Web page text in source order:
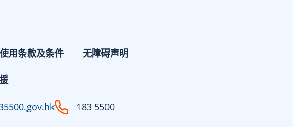
使用条款及条件 无障碍声明
183 5500